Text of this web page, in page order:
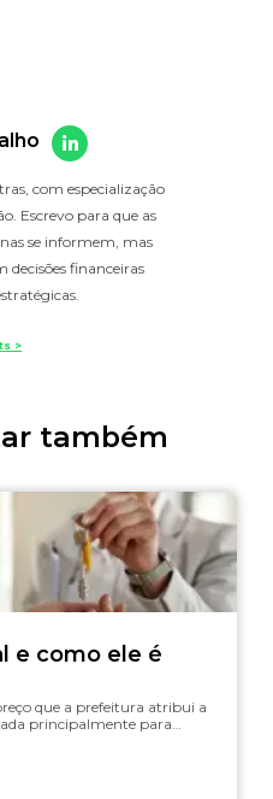
com especialização
Escrevo para que as
se informem, mas
financeiras
>
também
e como ele é
que a prefeitura atribui a
principalmente para…